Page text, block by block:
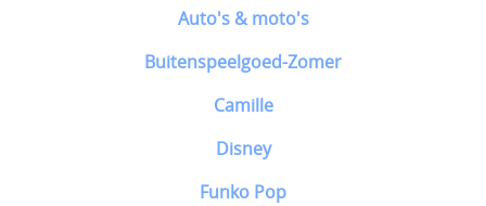
Auto's & moto's
Buitenspeelgoed-Zomer
Camille
Disney
Funko Pop